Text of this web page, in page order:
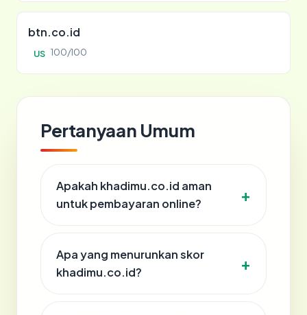
btn.co.id
US 100/100
Pertanyaan Umum
Apakah khadimu.co.id aman
untuk pembayaran online?
Apa yang menurunkan skor
khadimu.co.id?